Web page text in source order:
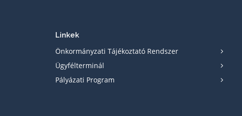
Linkek
Önkormányzati Tájékoztató Rendszer
Ügyfélterminál
Pályázati Program